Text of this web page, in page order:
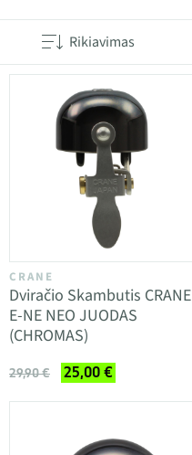
Rikiavimas
CRANE
Dviračio Skambutis CRANE
E-NE NEO JUODAS
(CHROMAS)
29,90 € 25,00 €